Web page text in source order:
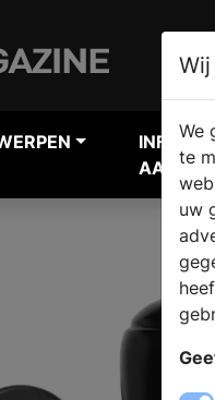
We
te
uw